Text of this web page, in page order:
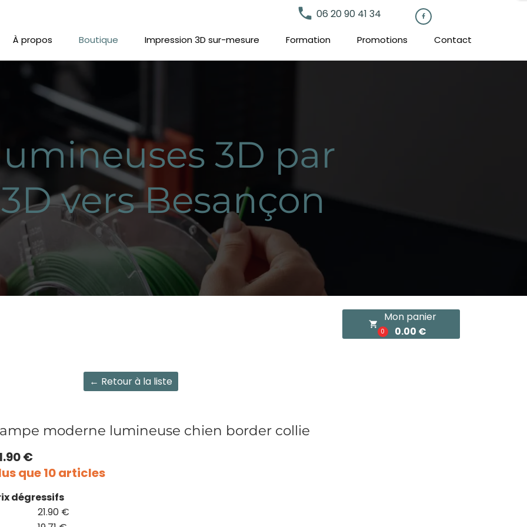
À propos Boutique Impression 3D sur-mesure Formation Promotions Contact
local_phone 06 20 90 41 34 
3D par
vers Besançon
local_grocery_store
0
Mon panier
0.00 €
← Retour à la liste
moderne lumineuse chien border collie
€
que 10 articles
dégressifs
21.90 €